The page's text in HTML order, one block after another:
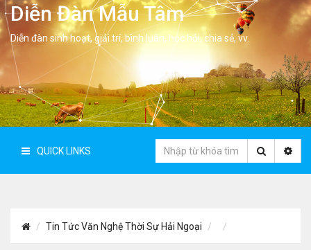
Diễn Đàn Mẫu Tâm
Diễn đàn sinh hoạt, giải trí, bình luân, học hỏi, chia sẻ, vv.
QUICK LINKS
Tin Tức Văn Nghệ Thời Sự Hải Ngoại